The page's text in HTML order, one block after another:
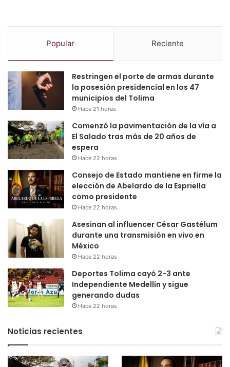
Popular Reciente
Restringen el porte de armas durante
la posesión presidencial en los 47
municipios del Tolima
Hace 21 horas
Comenzó la pavimentación de la vía a
El Salado tras más de 20 años de
espera
Hace 22 horas
Consejo de Estado mantiene en firme la
elección de Abelardo de la Espriella
como presidente
Hace 22 horas
Asesinan al influencer César Gastélum
durante una transmisión en vivo en
México
Hace 22 horas
Deportes Tolima cayó 2-3 ante
Independiente Medellín y sigue
generando dudas
Hace 22 horas
Noticias recientes